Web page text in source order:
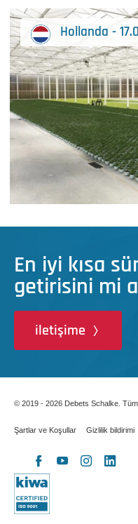
Hollanda -
En iyi kısa
getirisini mi
iletişime
© 2019 - 2026 Debets Schalke. Tüm
Şartlar ve Koşullar Gizlilik bildirimi
Facebook
YouTubeInstagram